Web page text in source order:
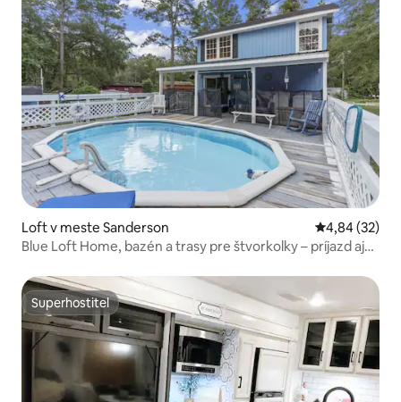
Loft v meste Sanderson Priemerné
4,84 (32)
Blue Loft Home, bazén a trasy pre štvorkolky – príjazd aj
Superhostiteľ
Superhostiteľ